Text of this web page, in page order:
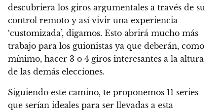
descubriera los giros argumentales a través de su
control remoto y así vivir una experiencia
‘customizada’, digamos. Esto abrirá mucho más
trabajo para los guionistas ya que deberán, como
mínimo, hacer 3 o 4 giros interesantes a la altura
de las demás elecciones.
Siguiendo este camino, te proponemos 11 series
que serían ideales para ser llevadas a esta